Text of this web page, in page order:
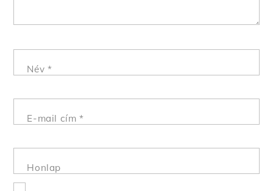
Név *
E-mail cím*
Honlap